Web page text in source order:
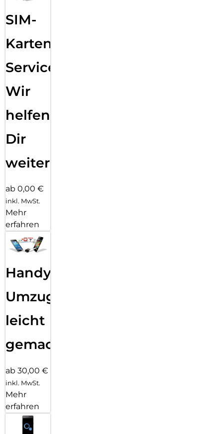
SIM-
Karten
Service:
Wir
helfen
Dir
weiter
ab 0,00 €
inkl. MwSt.
Mehr
erfahren
Handy
Umzug
leicht
gemacht!
ab 30,00 €
inkl. MwSt.
Mehr
erfahren